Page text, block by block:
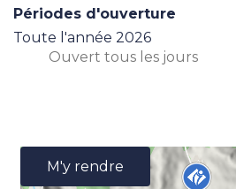
Périodes d'ouverture
Toute l'année 2026
Ouvert tous les jours
M'y rendre